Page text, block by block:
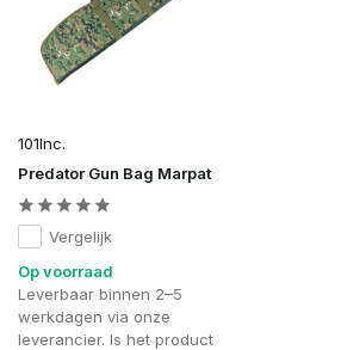
101Inc.
Predator Gun Bag Marpat
Vergelijk
Op voorraad
Leverbaar binnen 2–5
werkdagen via onze
leverancier. Is het product